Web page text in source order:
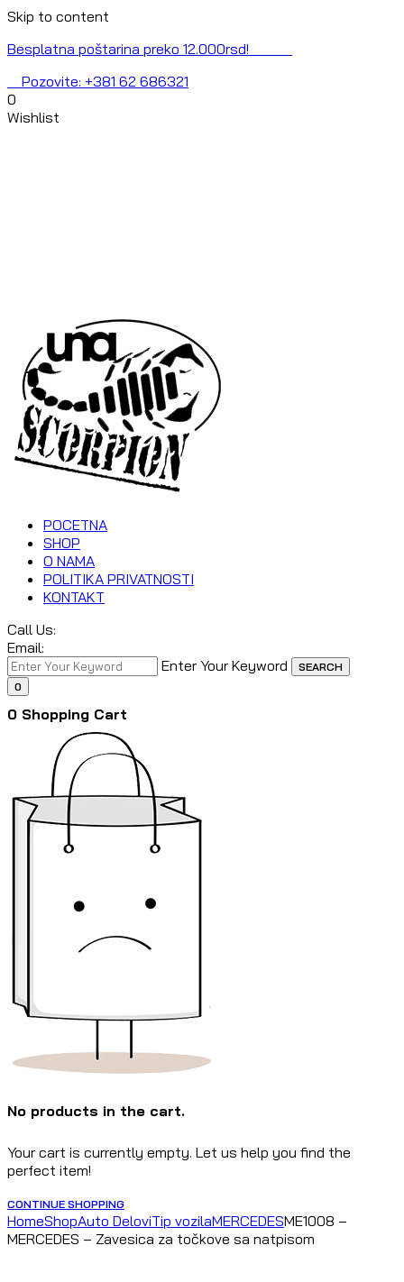
Skip to content
Besplatna poštarina preko 12.000rsd!
Pozovite: +381 62 686321
0
Wishlist
POCETNA
SHOP
O NAMA
POLITIKA PRIVATNOSTI
KONTAKT
Call Us:
Email:
Enter Your Keyword
SEARCH
0
0 Shopping Cart
No products in the cart.
Your cart is currently empty. Let us help you find the
perfect item!
CONTINUE SHOPPING
HomeShopAuto DeloviTip vozilaMERCEDESME1008 –
MERCEDES – Zavesica za točkove sa natpisom